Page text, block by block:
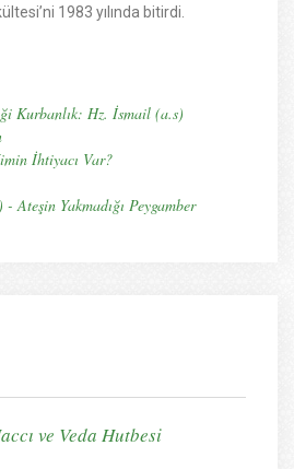
1983 yılında bitirdi.
Kurbanlık: Hz. İsmail (a.s)
İhtiyacı Var?
Ateşin Yakmadığı Peygamber
ve Veda Hutbesi